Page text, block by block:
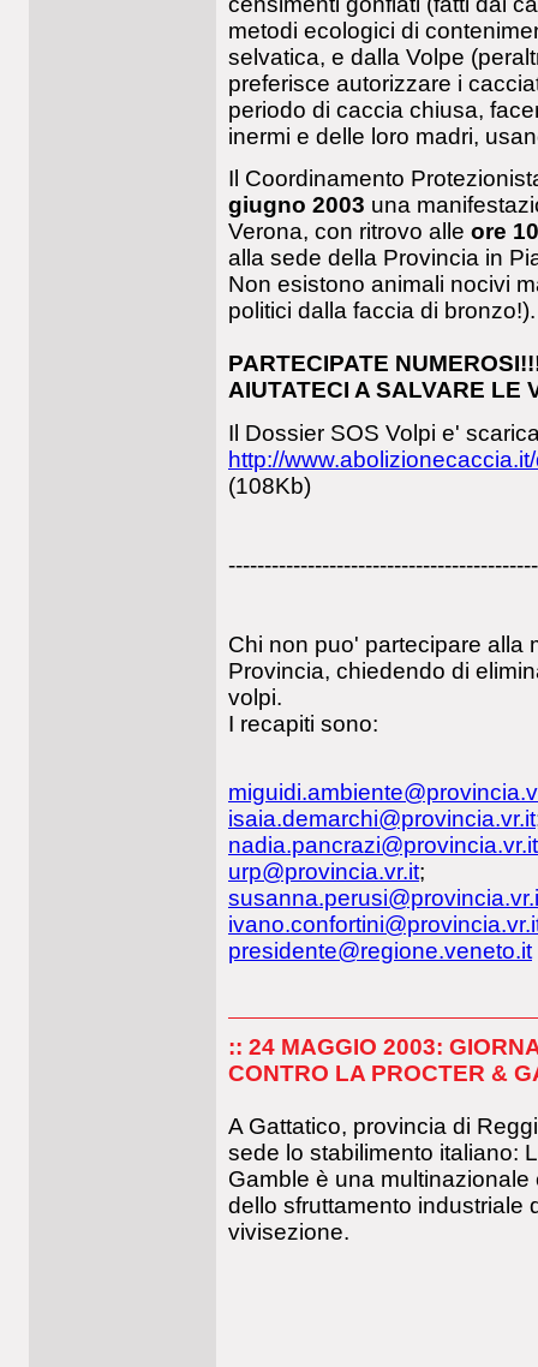
metodi ecologici di
selvatica, e dalla Volpe
preferisce autorizzare i
periodo di caccia chiusa,
inermi e delle loro madri,
Il Coordinamento
giugno 2003 una
Verona, con ritrovo alle ore
alla sede della Provincia in
Non esistono animali nocivi
politici dalla faccia di bronzo!).
PARTECIPATE
AIUTATECI A SALVARE LE
Il Dossier SOS Volpi e'
http://
(108Kb)
Chi non puo' partecipare alla
Provincia, chiedendo di
volpi.
I recapiti sono:
isaia.demarchi@provincia.vr.it
nadia.pancrazi@provincia.vr.it
urp@provincia.vr.it;
presidente@regione.veneto.it
:: 24 MAGGIO 2003:
CONTRO LA PROCTER &
A Gattatico, provincia di
sede lo stabilimento italiano:
Gamble è una multinazionale
dello sfruttamento industriale
vivisezione.